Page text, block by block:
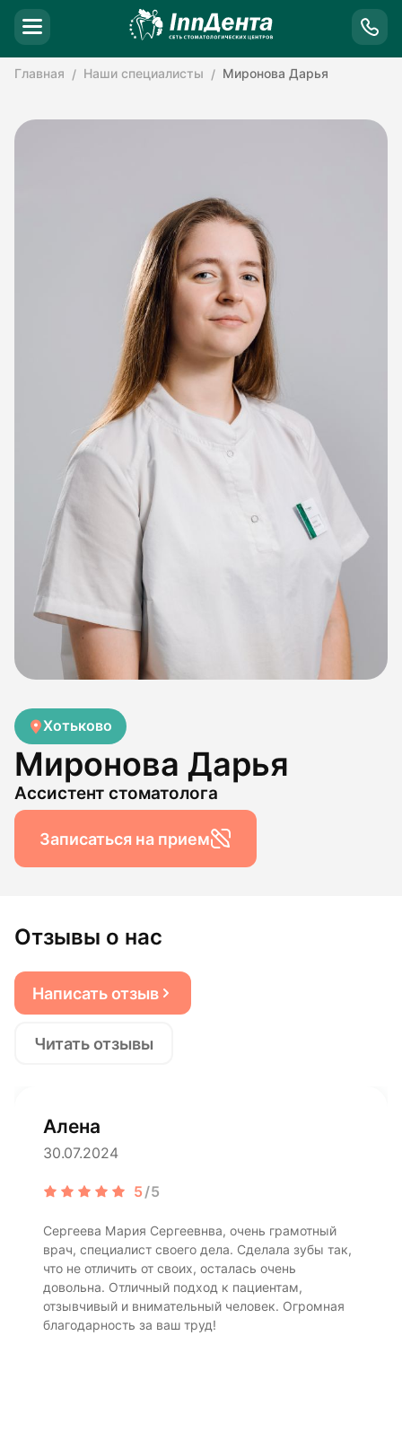
Главная Наши специалисты Миронова Дарья
Хотьково
Миронова Дарья
Ассистент стоматолога
Записаться на прием
Отзывы о нас
Написать отзыв
Читать отзывы
Алена
30.07.2024
5/5
Сергеева Мария Сергеевнва, очень грамотный
врач, специалист своего дела. Сделала зубы так,
что не отличить от своих, осталась очень
довольна. Отличный подход к пациентам,
отзывчивый и внимательный человек. Огромная
благодарность за ваш труд!